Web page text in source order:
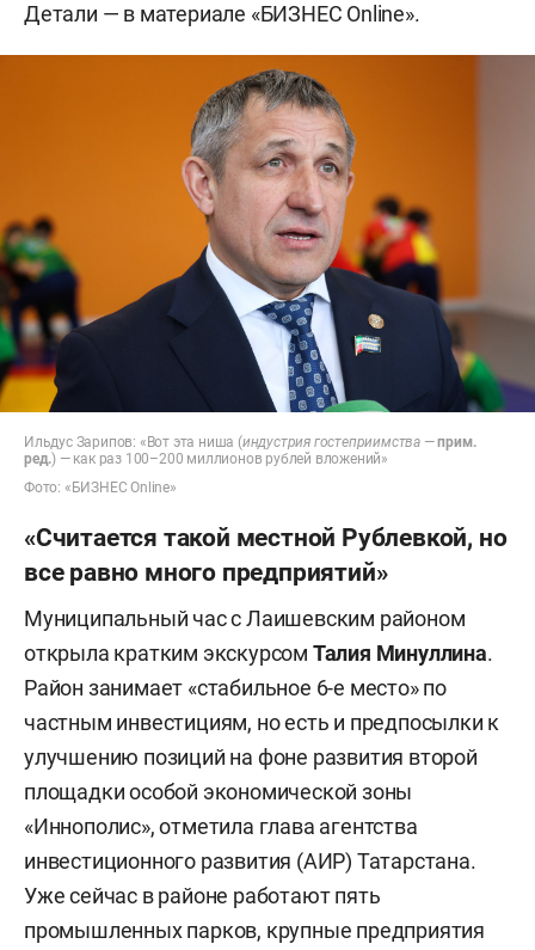
Детали — в материале «БИЗНЕС Online».
Ильдус Зарипов: «Вот эта ниша (индустрия гостеприимства —прим.
ред.) — как раз 100–200 миллионов рублей вложений»
Фото: «БИЗНЕС Online»
«Считается такой местной Рублевкой, но
все равно много предприятий»
Муниципальный час с Лаишевским районом
открыла кратким экскурсом Талия Минуллина.
Район занимает «стабильное 6-е место» по
частным инвестициям, но есть и предпосылки к
улучшению позиций на фоне развития второй
площадки особой экономической зоны
«Иннополис», отметила глава агентства
инвестиционного развития (АИР) Татарстана.
Уже сейчас в районе работают пять
промышленных парков, крупные предприятия